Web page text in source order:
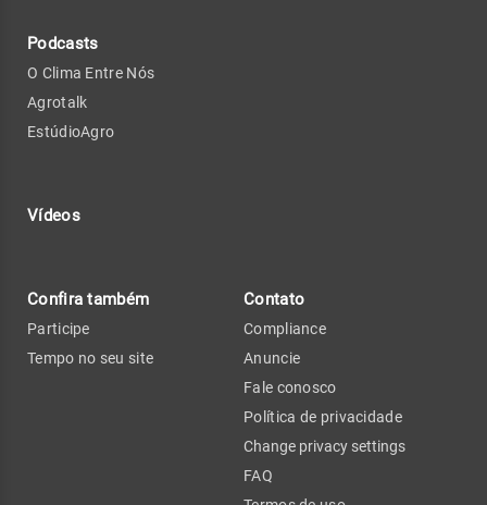
Podcasts
O Clima Entre Nós
Agrotalk
EstúdioAgro
Vídeos
Confira também
Participe
Tempo no seu site
Contato
Compliance
Anuncie
Fale conosco
Política de privacidade
Change privacy settings
FAQ